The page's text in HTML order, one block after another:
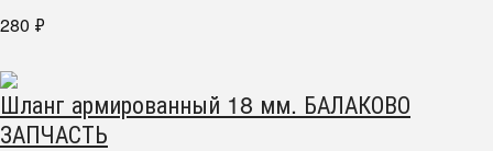
280 ₽
Шланг армированный 18 мм. БАЛАКОВО
ЗАПЧАСТЬ